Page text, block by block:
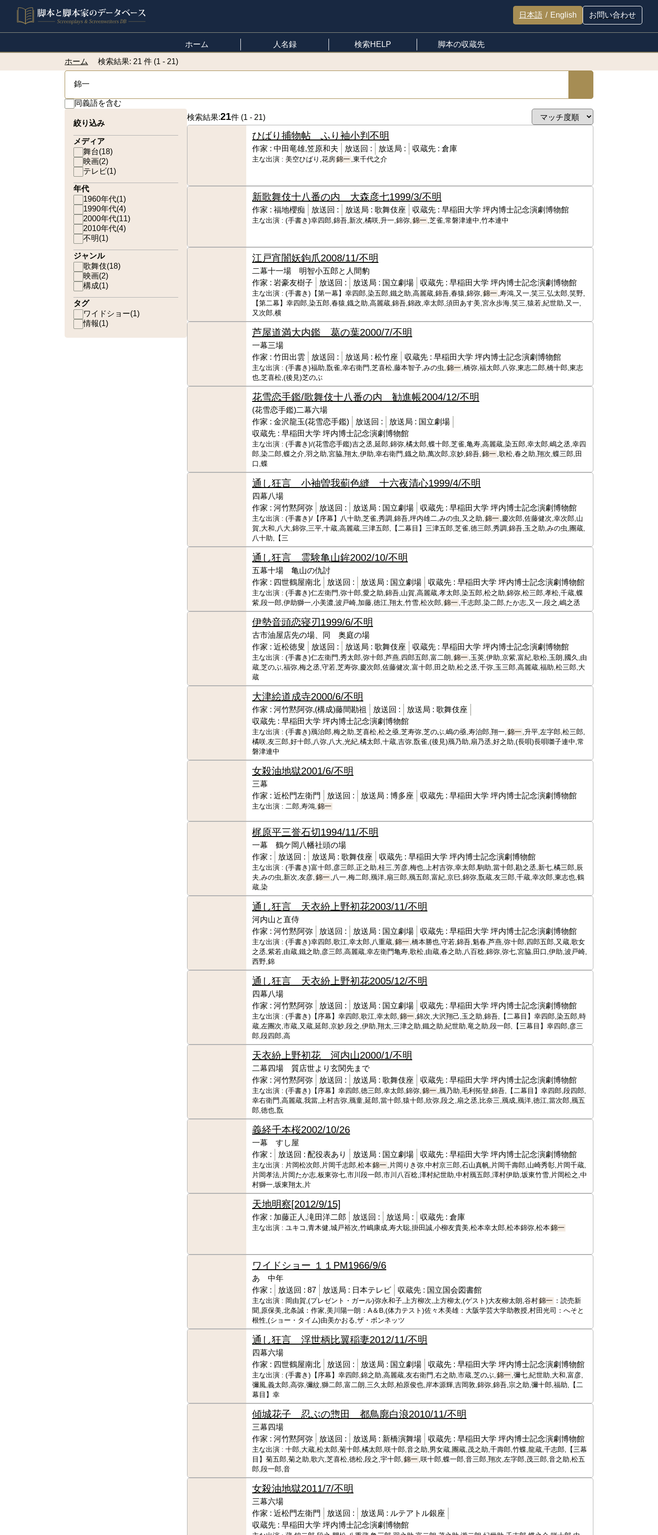
日本語 / English お問い合わせ
ホーム 人名録 検索HELP 脚本の収蔵先
ホーム 検索結果: 21 件 (1 - 21)
同義語を含む
絞り込み
メディア
舞台(18)
映画(2)
テレビ(1)
年代
1960年代(1)
1990年代(4)
2000年代(11)
2010年代(4)
不明(1)
ジャンル
歌舞伎(18)
映画(2)
構成(1)
タグ
ワイドショー(1)
情報(1)
検索結果:21件 (1 - 21)
ひばり捕物帖 ふり袖小判不明
作家 : 中田竜雄,笠原和夫 放送回 : 放送局 : 収蔵先 : 倉庫
主な出演 : 美空ひばり,花房錦一 ,東千代之介
新歌舞伎十八番の内 大森彦七1999/3/不明
作家 : 福地櫻痴 放送回 : 放送局 : 歌舞伎座 収蔵先 : 早稲田大学 坪内博士記念演劇博物館
主な出演 : (手書き)幸四郎,錦吾,新次,橘咲,升一,錦弥, 錦一 ,芝雀,常磐津連中,竹本連中
江戸宵闇妖鉤爪2008/11/不明
二幕十一場 明智小五郎と人間豹
作家 : 岩豪友樹子 放送回 : 放送局 : 国立劇場 収蔵先 : 早稲田大学 坪内博士記念演劇博物館
主な出演 : (手書き)【第一幕】幸四郎,染五郎,鐵之助,高麗蔵,錦吾,春猿,錦弥, 錦一 ,寿鴻,又一,笑三,弘太郎,笑野,
【第二幕】幸四郎,染五郎,春猿,鐡之助,高麗蔵,錦吾,錦政,幸太郎,須田あす美,宮永歩海,笑三,猿若,紀世助,又一,
又次郎,横
芦屋道満大内鑑 葛の葉2000/7/不明
一幕三場
作家 : 竹田出雲 放送回 : 放送局 : 松竹座 収蔵先 : 早稲田大学 坪内博士記念演劇博物館
主な出演 : (手書き)福助,翫雀,幸右衛門,芝喜松,藤本智子,みの虫, 錦一 ,橋弥,福太郎,八弥,東志二郎,橋十郎,東志
也,芝喜松,(後見)芝のぶ
花雪恋手鑑/歌舞伎十八番の内 勧進帳2004/12/不明
(花雪恋手鑑)二幕六場
作家 : 金沢龍玉(花雪恋手鑑) 放送回 : 放送局 : 国立劇場
収蔵先 : 早稲田大学 坪内博士記念演劇博物館
主な出演 : (手書き)/(花雪恋手鑑)吉之丞,延郎,錦弥,橘太郎,蝶十郎,芝雀,亀寿,高麗蔵,染五郎,幸太郎,嶋之丞,幸四
郎,染二郎,蝶之介,羽之助,宮脇,翔太,伊助,幸右衛門,鐡之助,萬次郎,京妙,錦吾, 錦一 ,歌松,春之助,翔次,蝶三郎,田
口,蝶
通し狂言 小袖曽我薊色縫 十六夜清心1999/4/不明
四幕八場
作家 : 河竹黙阿弥 放送回 : 放送局 : 国立劇場 収蔵先 : 早稲田大学 坪内博士記念演劇博物館
主な出演 : (手書き)/【序幕】八十助,芝雀,秀調,錦吾,坪内雄二,みの虫,又之助, 錦一 ,慶次郎,佐藤健次,幸次郎,山
賀,大和,八大,錦弥,三平,十蔵,高麗蔵,三津五郎,【二幕目】三津五郎,芝雀,徳三郎,秀調,錦吾,玉之助,みの虫,團蔵,
八十助,【三
通し狂言 霊験亀山鉾2002/10/不明
五幕十場 亀山の仇討
作家 : 四世鶴屋南北 放送回 : 放送局 : 国立劇場 収蔵先 : 早稲田大学 坪内博士記念演劇博物館
主な出演 : (手書き)仁左衛門,弥十郎,愛之助,錦吾,山賀,高麗蔵,孝太郎,染五郎,松之助,錦弥,松三郎,孝松,千蔵,蝶
紫,段一郎,伊助獅一,小美濃,波戸崎,加藤,徳江,翔太,竹雪,松次郎, 錦一 ,千志郎,染二郎,たか志,又一,段之,嶋之丞
伊勢音頭恋寝刃1999/6/不明
古市油屋店先の場、同 奥庭の場
作家 : 近松徳叟 放送回 : 放送局 : 歌舞伎座 収蔵先 : 早稲田大学 坪内博士記念演劇博物館
主な出演 : (手書き)仁左衛門,秀太郎,弥十郎,芦燕,四郎五郎,富二朗, 錦一 ,玉英,伊助,京紫,富紀,歌松,玉朗,國久,由
蔵,芝のぶ,福弥,梅之丞,守若,芝寿弥,慶次郎,佐藤健次,富十郎,田之助,松之丞,千弥,玉三郎,高麗蔵,福助,松三郎,大
蔵
大津絵道成寺2000/6/不明
作家 : 河竹黙阿弥,(構成)藤間勘祖 放送回 : 放送局 : 歌舞伎座
収蔵先 : 早稲田大学 坪内博士記念演劇博物館
主な出演 : (手書き)鴈治郎,梅之助,芝喜松,松之亟,芝寿弥,芝のぶ,嶋の亟,寿治郎,翔一, 錦一 ,升平,左字郎,松三郎,
橘咲,友三郎,好十郎,八弥,八大,光紀,橘太郎,十蔵,吉弥,翫雀,(後見)鴈乃助,扇乃丞,好之助,(長唄)長唄囃子連中,常
磐津連中
女殺油地獄2001/6/不明
三幕
作家 : 近松門左衛門 放送回 : 放送局 : 博多座 収蔵先 : 早稲田大学 坪内博士記念演劇博物館
主な出演 : 二郎,寿鴻, 錦一
梶原平三誉石切1994/11/不明
一幕 鶴ケ岡八幡社頭の場
作家 :
放送回 : 放送局 : 歌舞伎座 収蔵先 : 早稲田大学 坪内博士記念演劇博物館
主な出演 : (手書き)富十郎,彦三郎,正之助,桂三,芳彦,梅也,上村吉弥,幸太郎,駒助,當十郎,勘之丞,新七,橘三郎,辰
夫,みの虫,新次,友彦, 錦一 ,八一,梅二郎,鴈洋,扇三郎,鴈五郎,富紀,京巳,錦弥,翫蔵,友三郎,千蔵,幸次郎,東志也,鶴
蔵,染
通し狂言 天衣紛上野初花2003/11/不明
河内山と直侍
作家 : 河竹黙阿弥 放送回 : 放送局 : 国立劇場 収蔵先 : 早稲田大学 坪内博士記念演劇博物館
主な出演 : (手書き)幸四郎,歌江,幸太郎,八重蔵, 錦一 ,橋本勝也,守若,錦吾,魁春,芦燕,弥十郎,四郎五郎,又蔵,歌女
之丞,紫若,由蔵,鐵之助,彦三郎,高麗蔵,幸左衛門亀寿,歌松,由蔵,春之助,八百稔,錦弥,弥七,宮脇,田口,伊助,波戸崎,
西野,錦
通し狂言 天衣紛上野初花2005/12/不明
四幕八場
作家 : 河竹黙阿弥 放送回 : 放送局 : 国立劇場 収蔵先 : 早稲田大学 坪内博士記念演劇博物館
主な出演 : (手書き)【序幕】幸四郎,歌江,幸太郎, 錦一 ,錦次,大沢翔己,玉之助,錦吾,【二幕目】幸四郎,染五郎,時
蔵,左團次,市蔵,又蔵,延郎,京妙,段之,伊助,翔太,三津之助,鐵之助,紀世助,竜之助,段一郎,【三幕目】幸四郎,彦三
郎,段四郎,高
天衣紛上野初花 河内山2000/1/不明
二幕四場 質店世より玄関先まで
作家 : 河竹黙阿弥 放送回 : 放送局 : 歌舞伎座 収蔵先 : 早稲田大学 坪内博士記念演劇博物館
主な出演 : (手書き)【序幕】幸四郎,徳三郎,幸太郎,錦弥, 錦一 ,鴈乃助,毛利拓登,錦吾,【二幕目】幸四郎,段四郎,
幸右衛門,高麗蔵,我當,上村吉弥,鴈童,延郎,當十郎,猿十郎,欣弥,段之,扇之丞,比奈三,鴈成,鴈洋,徳江,當次郎,鴈五
郎,徳也,翫
義経千本桜2002/10/26
一幕 すし屋
作家 :
放送回 : 配役表あり 放送局 : 国立劇場 収蔵先 : 早稲田大学 坪内博士記念演劇博物館
主な出演 : 片岡松次郎,片岡千志郎,松本 錦一 ,片岡りき弥,中村京三郎,石山真帆,片岡千壽郎,山崎秀彰,片岡千蔵,
片岡孝法,片岡たか志,板東弥七,市川段一郎,市川八百稔,澤村紀世助,中村鴈五郎,澤村伊助,坂東竹雪,片岡松之,中
村獅一,坂東翔太,片
天地明察[2012/9/15]
作家 : 加藤正人,滝田洋二郎 放送回 : 放送局 : 収蔵先 : 倉庫
主な出演 : ユキコ,青木健,城戸裕次,竹嶋康成,寿大聡,掛田誠,小柳友貴美,松本幸太郎,松本錦弥,松本 錦一
ワイドショー １１PM1966/9/6
あゝ中年
作家 :
放送回 : 87 放送局 : 日本テレビ 収蔵先 : 国立国会図書館
主な出演 : 岡由賀,(プレゼント・ガール)弥永和子,上方柳次,上方柳太,(ゲスト)大友柳太朗,谷村錦一 ：読売新
聞,原保美,北条誠：作家,美川陽一朗：A＆B,(体力テスト)佐々木美雄：大阪学芸大学助教授,村田光司：へそと
根性,(ショー・タイム)由美かおる,ザ・ボンネッツ
通し狂言 浮世柄比翼稲妻2012/11/不明
四幕六場
作家 : 四世鶴屋南北 放送回 : 放送局 : 国立劇場 収蔵先 : 早稲田大学 坪内博士記念演劇博物館
主な出演 : (手書き)【序幕】幸四郎,錦之助,高麗蔵,友右衛門,右之助,市蔵,芝のぶ, 錦一 ,彌七,紀世助,大和,富彦,
彌風,義太郎,高弥,彌紋,獅二郎,富二朗,三久太郎,柏原俊也,岸本源輝,吉岡敦,錦弥,錦吾,宗之助,彌十郎,福助,【二
幕目】幸
傾城花子 忍ぶの惣田 都鳥廓白浪2010/11/不明
三幕四場
作家 : 河竹黙阿弥 放送回 : 放送局 : 新橋演舞場 収蔵先 : 早稲田大学 坪内博士記念演劇博物館
主な出演 : 十郎,大蔵,松太郎,菊十郎,橘太郎,咲十郎,音之助,男女蔵,團蔵,茂之助,千壽郎,竹蝶,龍蔵,千志郎,【三幕
目】菊五郎,菊之助,歌六,芝喜松,徳松,段之,宇十郎, 錦一 ,咲十郎,蝶一郎,音三郎,翔次,左字郎,茂三郎,音之助,松五
郎,段一郎,音
女殺油地獄2011/7/不明
三幕六場
作家 : 近松門左衛門 放送回 : 放送局 : ルテアトル銀座
収蔵先 : 早稲田大学 坪内博士記念演劇博物館